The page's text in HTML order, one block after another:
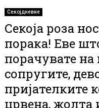
Секојдневие
Секоја роза
порака! Еве
порачувате на
сопругите,
пријателките
црвена, жолта